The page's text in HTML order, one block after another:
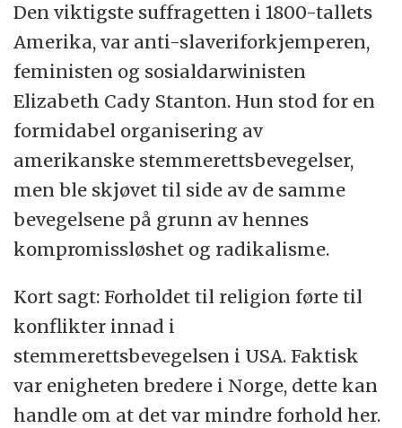
Den viktigste suffragetten i 1800-tallets
Amerika, var anti-slaveriforkjemperen,
feministen og sosialdarwinisten
Elizabeth Cady Stanton. Hun stod for en
formidabel organisering av
amerikanske stemmerettsbevegelser,
men ble skjøvet til side av de samme
bevegelsene på grunn av hennes
kompromissløshet og radikalisme.
Kort sagt: Forholdet til religion førte til
konflikter innad i
stemmerettsbevegelsen i USA. Faktisk
var enigheten bredere i Norge, dette kan
handle om at det var mindre forhold her.